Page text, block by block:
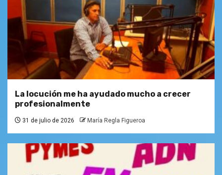
La locución me ha ayudado mucho a crecer
profesionalmente
31 de julio de 2026 María Regla Figueroa